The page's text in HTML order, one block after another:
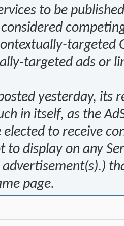
to be
targeted
targeted ads or
yesterday, its
in itself, as the
elected to receive
to display on any
page.